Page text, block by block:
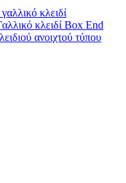
κλειδί
κλειδί Box End
ανοιχτού τύπου